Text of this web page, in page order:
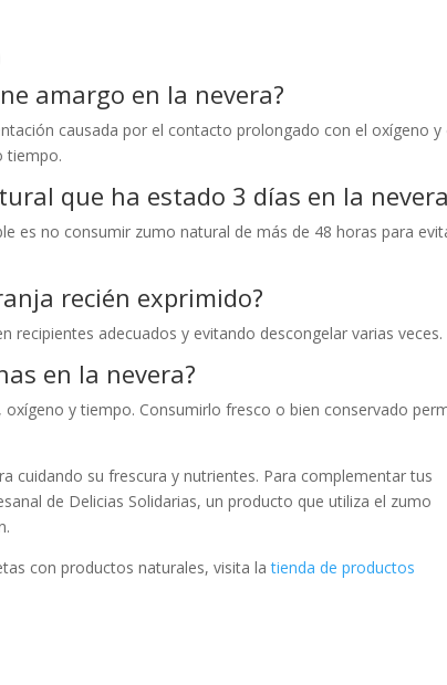
amargo en la nevera?
causada por el contacto prolongado con el oxígeno y
tiempo.
que ha estado 3 días en la
es no consumir zumo natural de más de 48 horas para
recién exprimido?
recipientes adecuados y evitando descongelar varias veces.
en la nevera?
oxígeno y tiempo. Consumirlo fresco o bien conservado
cuidando su frescura y nutrientes. Para complementar tus
de Delicias Solidarias, un producto que utiliza el zumo
con productos naturales, visita latienda de productos